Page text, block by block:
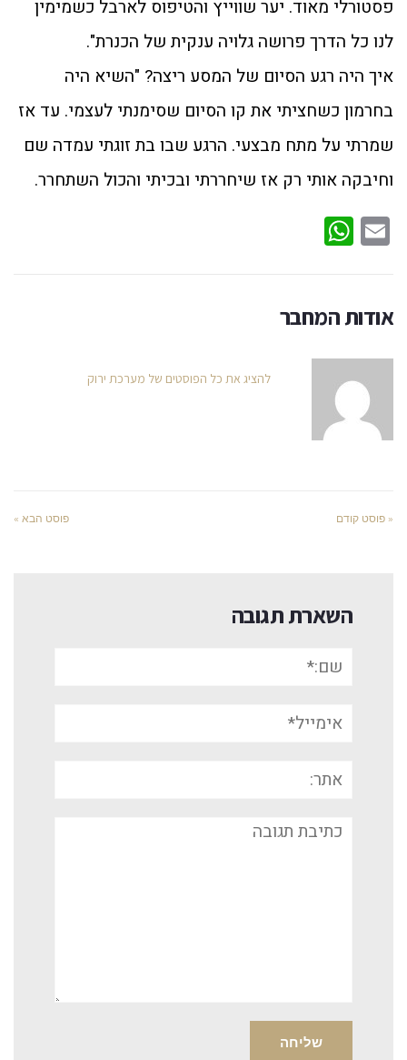
פסטורלי מאוד. יער שווייץ והטיפוס לארבל כשמימין
לנו כל הדרך פרושה גלויה ענקית של הכנרת".
איך היה רגע הסיום של המסע ריצה? "השיא היה
בחרמון כשחציתי את קו הסיום שסימנתי לעצמי. עד אז
שמרתי על מתח מבצעי. הרגע שבו בת זוגתי עמדה שם
וחיבקה אותי רק אז שיחררתי ובכיתי והכול השתחרר.
Email
אודות המחבר
להציג את כל הפוסטים של מערכת ירוק
« פוסט קודם פוסט הבא »
השארת תגובה
אימייל*
תגובה